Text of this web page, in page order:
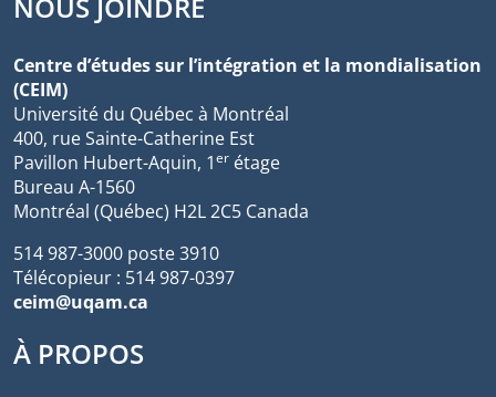
Centre d’études sur l’intégration et la mondialisation
(CEIM)
Université du Québec à Montréal
400, rue Sainte-Catherine Est
Pavillon Hubert-Aquin, 1er étage
Bureau A-1560
Montréal (Québec) H2L 2C5 Canada
514 987-3000 poste 3910
Télécopieur : 514 987-0397
ceim@uqam.ca
À PROPOS